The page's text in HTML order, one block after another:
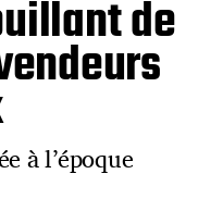
de
à l’époque